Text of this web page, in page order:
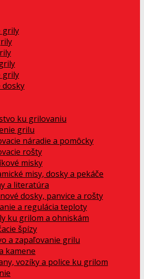
grily
grily
dosky
ku grilovaniu
grilu
náradie a pomôcky
rošty
misky
misy, dosky a pekáče
a literatúra
dosky, panvice a rošty
a regulácia teploty
ku grilom a ohniskám
špízy
a zapaľovanie grilu
kamene
vozíky a police ku grilom